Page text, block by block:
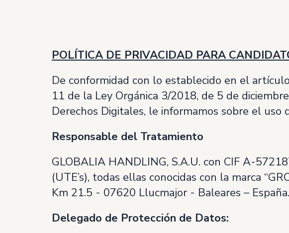
POLÍTICA DE PRIVACIDAD PARA
De conformidad con lo establecido en el
11 de la Ley Orgánica 3/2018, de 5 de
Derechos Digitales, le informamos sobre el
Responsable del Tratamiento
GLOBALIA HANDLING, S.A.U. con CIF A-
(UTE’s), todas ellas conocidas con la marca
Km 21.5 - 07620 Llucmajor - Baleares – España.
Delegado de Protección de Datos: